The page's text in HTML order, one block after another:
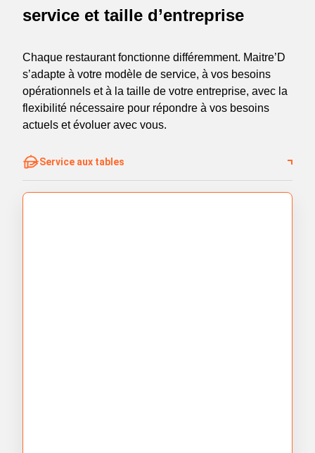
service et taille d’entreprise
Chaque restaurant fonctionne différemment. Maitre’D
s’adapte à votre modèle de service, à vos besoins
opérationnels et à la taille de votre entreprise, avec la
flexibilité nécessaire pour répondre à vos besoins
actuels et évoluer avec vous.
Service aux tables